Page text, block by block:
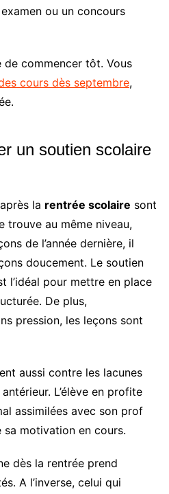
ou un concours
de commencer tôt. Vous
cours dès septembre,
un soutien scolaire
la rentrée scolaire sont
trouve au même niveau,
de l’année dernière, il
doucement. Le soutien
l’idéal pour mettre en place
De plus,
pression, les leçons sont
aussi contre les lacunes
L’élève en profite
assimilées avec son prof
motivation en cours.
dès la rentrée prend
A l’inverse, celui qui